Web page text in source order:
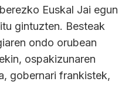
Euskal Jai egun
gintuzten. Besteak
ondo orubean
ospakizunaren
gobernari frankistek,